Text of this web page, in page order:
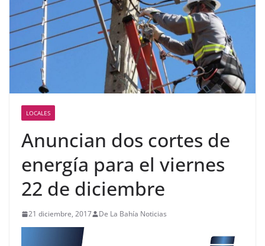
LOCALES
Anuncian dos cortes de
energía para el viernes
22 de diciembre
21 diciembre, 2017 De La Bahía Noticias